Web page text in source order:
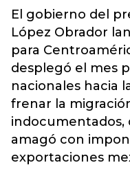
El gobierno del
López Obrador
para
desplegó el mes
nacionales hacia
frenar la
indocumentados,
amagó con
exportaciones